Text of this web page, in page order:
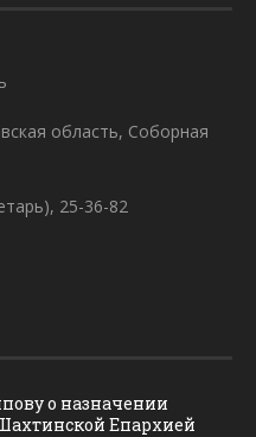
область, Соборная
25-36-82
о назначении
Епархией